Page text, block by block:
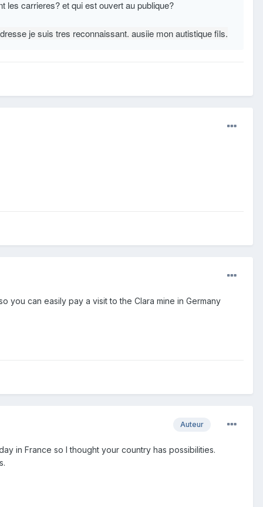
les carrieres? et qui est ouvert au publique?
je suis tres reconnaissant. ausiie mon autistique fils.
you can easily pay a visit to the Clara mine in Germany
Auteur
in France so I thought your country has possibilities.